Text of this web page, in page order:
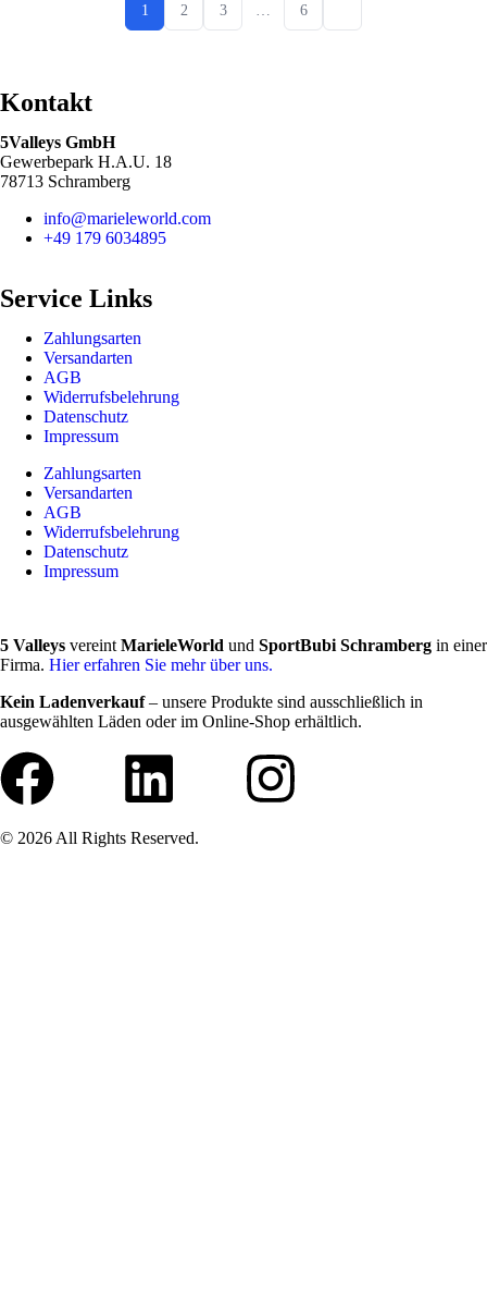
1 2 3 … 6
Kontakt
5Valleys GmbH
Gewerbepark H.A.U. 18
78713 Schramberg
info@marieleworld.com
+49 179 6034895
Service Links
Zahlungsarten
Versandarten
AGB
Widerrufsbelehrung
Datenschutz
Impressum
Zahlungsarten
Versandarten
AGB
Widerrufsbelehrung
Datenschutz
Impressum
5 Valleys vereint MarieleWorld und SportBubi Schramberg in einer
Firma. Hier erfahren Sie mehr über uns.
Kein Ladenverkauf– unsere Produkte sind ausschließlich in
ausgewählten Läden oder im Online-Shop erhältlich.
© 2026 All Rights Reserved.